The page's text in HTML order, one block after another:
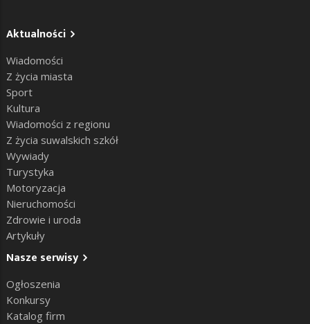
Aktualności
Wiadomości
Z życia miasta
Sport
Kultura
Wiadomości z regionu
Z życia suwalskich szkół
Wywiady
Turystyka
Motoryzacja
Nieruchomości
Zdrowie i uroda
Artykuły
Nasze serwisy
Ogłoszenia
Konkursy
Katalog firm